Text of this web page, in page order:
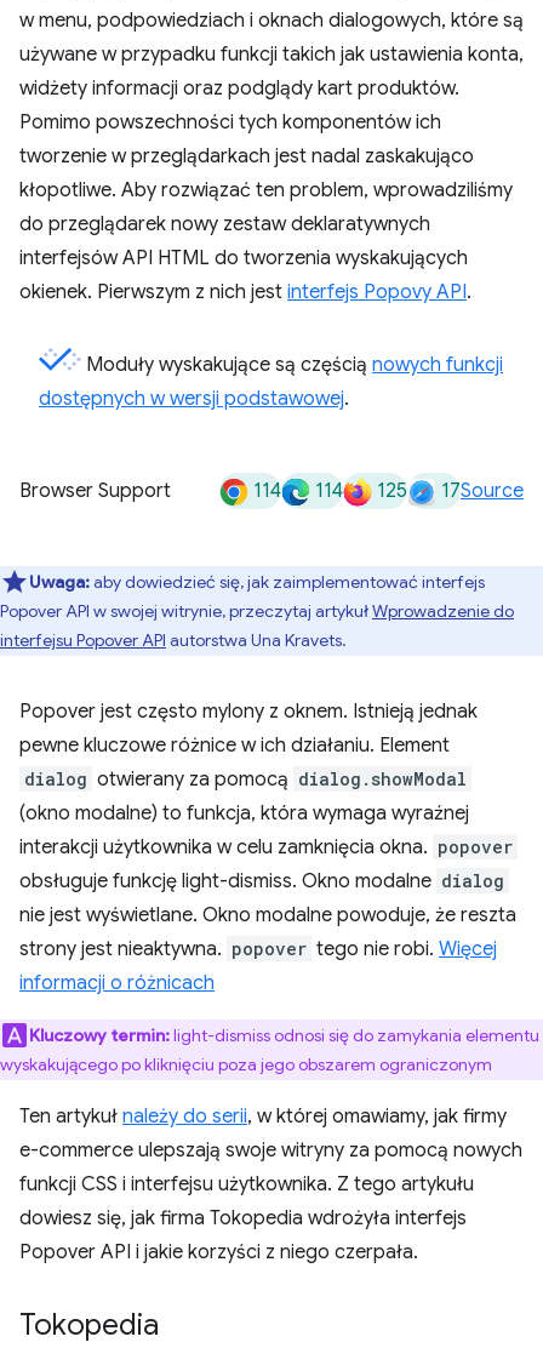
w menu, podpowiedziach i oknach dialogowych, które są
używane w przypadku funkcji takich jak ustawienia konta,
widżety informacji oraz podglądy kart produktów.
Pomimo powszechności tych komponentów ich
tworzenie w przeglądarkach jest nadal zaskakująco
kłopotliwe. Aby rozwiązać ten problem, wprowadziliśmy
do przeglądarek nowy zestaw deklaratywnych
interfejsów API HTML do tworzenia wyskakujących
okienek. Pierwszym z nich jest interfejs Popovy API.
Moduły wyskakujące są częścią nowych funkcji
dostępnych w wersji podstawowej.
Browser Support 114 114 125 17Source
Uwaga:aby dowiedzieć się, jak zaimplementować interfejs
Popover API w swojej witrynie, przeczytaj artykułWprowadzenie do
interfejsu Popover API autorstwa Una Kravets.
Popover jest często mylony z oknem. Istnieją jednak
pewne kluczowe różnice w ich działaniu. Element
dialog otwierany za pomocą dialog.showModal
(okno modalne) to funkcja, która wymaga wyraźnej
interakcji użytkownika w celu zamknięcia okna. popover
obsługuje funkcję light-dismiss. Okno modalne dialog
nie jest wyświetlane. Okno modalne powoduje, że reszta
strony jest nieaktywna. popover tego nie robi. Więcej
informacji o różnicach
Kluczowy termin:light-dismiss odnosi się do zamykania elementu
wyskakującego po kliknięciu poza jego obszarem ograniczonym
Ten artykuł należy do serii, w której omawiamy, jak firmy
e-commerce ulepszają swoje witryny za pomocą nowych
funkcji CSS i interfejsu użytkownika. Z tego artykułu
dowiesz się, jak firma Tokopedia wdrożyła interfejs
Popover API i jakie korzyści z niego czerpała.
Tokopedia